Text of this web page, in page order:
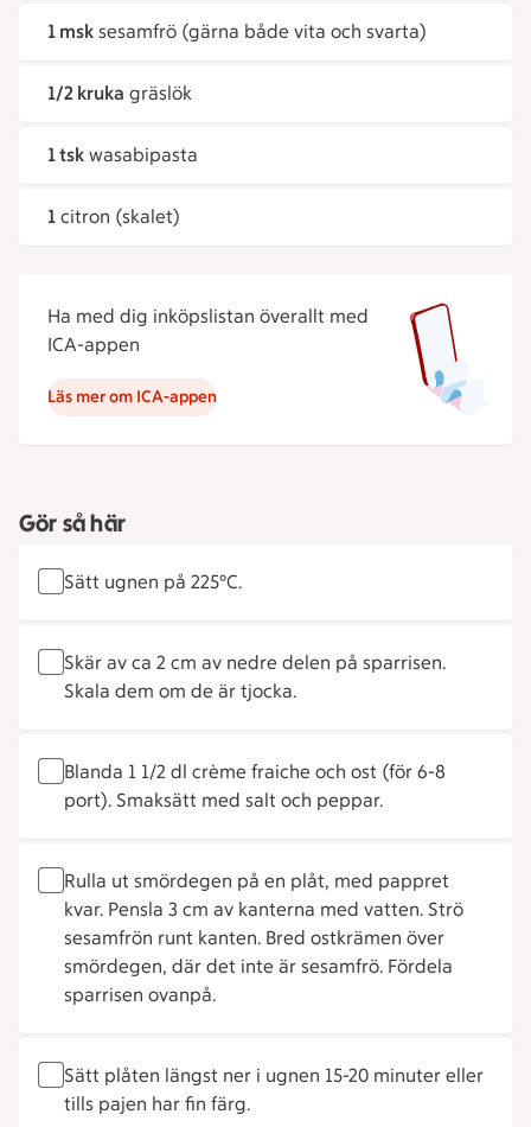
1 msk sesamfrö (gärna både vita och svarta)
1/2 kruka gräslök
1 tsk wasabipasta
1 citron (skalet)
Ha med dig inköpslistan överallt med
ICA-appen
Läs mer om ICA-appen
Gör så här
Sätt ugnen på 225°C.
Skär av ca 2 cm av nedre delen på sparrisen.
Skala dem om de är tjocka.
Blanda 1 1/2 dl crème fraiche och ost (för 6-8
port). Smaksätt med salt och peppar.
Rulla ut smördegen på en plåt, med pappret
kvar. Pensla 3 cm av kanterna med vatten. Strö
sesamfrön runt kanten. Bred ostkrämen över
smördegen, där det inte är sesamfrö. Fördela
sparrisen ovanpå.
Sätt plåten längst ner i ugnen 15-20 minuter eller
tills pajen har fin färg.